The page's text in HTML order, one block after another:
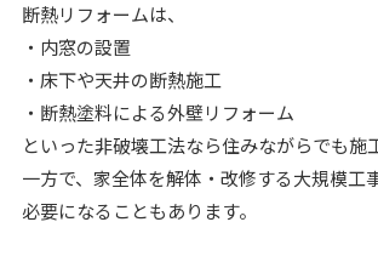
断熱リフォームは、
・内窓の設置
・床下や天井の断熱施工
・断熱塗料による外壁リフォーム
といった非破壊工法なら住みながらでも施
一方で、家全体を解体・改修する大規模工
必要になることもあります。